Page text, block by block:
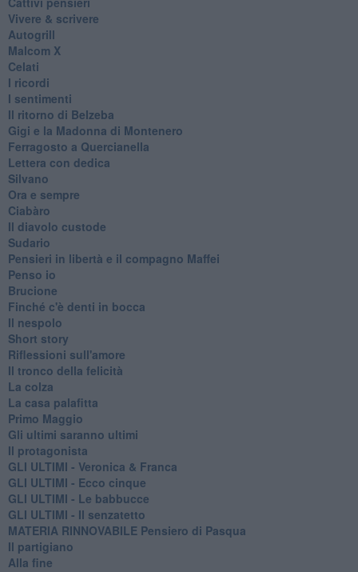
Vivere & scrivere
Autogrill
Malcom X
Celati
I ricordi
I sentimenti
Il ritorno di Belzeba
Gigi e la Madonna di Montenero
Ferragosto a Quercianella
Lettera con dedica
Silvano
Ora e sempre
Ciabàro
Il diavolo custode
Sudario
Pensieri in libertà e il compagno Maffei
Penso io
Brucione
Finché c'è denti in bocca
Il nespolo
Short story
Riflessioni sull'amore
Il tronco della felicità
La colza
La casa palafitta
Primo Maggio
Gli ultimi saranno ultimi
Il protagonista
GLI ULTIMI - Veronica & Franca
GLI ULTIMI - Ecco cinque
GLI ULTIMI - Le babbucce
GLI ULTIMI - Il senzatetto
MATERIA RINNOVABILE Pensiero di Pasqua
Il partigiano
Alla fine